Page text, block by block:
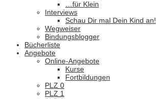
…für Klein
Interviews
Schau Dir mal Dein Kind an!
Wegweiser
Bindungsblogger
Bücherliste
Angebote
Online-Angebote
Kurse
Fortbildungen
PLZ 0
PLZ 1